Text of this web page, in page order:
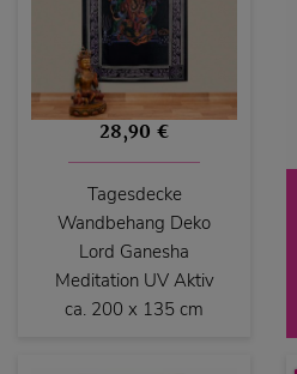
28,90 €
Tagesdecke
Wandbehang Deko
Lord Ganesha
Meditation UV Aktiv
ca. 200 x 135 cm